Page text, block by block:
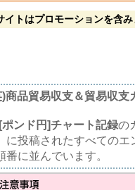
イトはプロモーションを含み
商品貿易収支＆貿易収支
ンド円]チャート記録の
に投稿されたすべての
番に並んでいます。